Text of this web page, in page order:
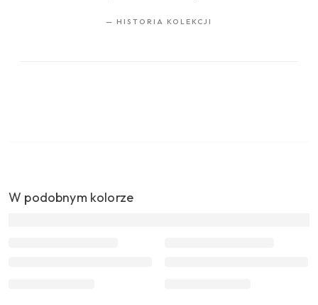
— HISTORIA KOLEKCJI
W podobnym kolorze